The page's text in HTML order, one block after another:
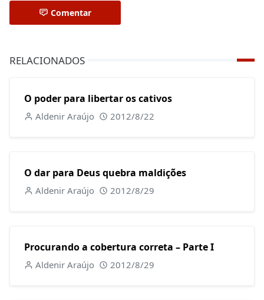
Comentar
RELACIONADOS
O poder para libertar os cativos
Aldenir Araújo 2012/8/22
O dar para Deus quebra maldições
Aldenir Araújo 2012/8/29
Procurando a cobertura correta – Parte I
Aldenir Araújo 2012/8/29